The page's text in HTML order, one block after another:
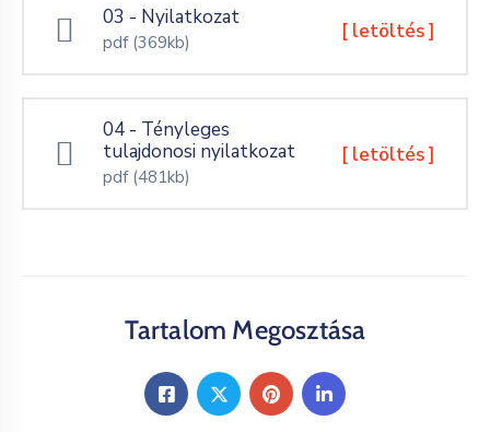
03 - Nyilatkozat
pdf (369kb) [ letöltés ]
04 - Tényleges
tulajdonosi nyilatkozat
pdf (481kb)
[ letöltés ]
Tartalom Megosztása